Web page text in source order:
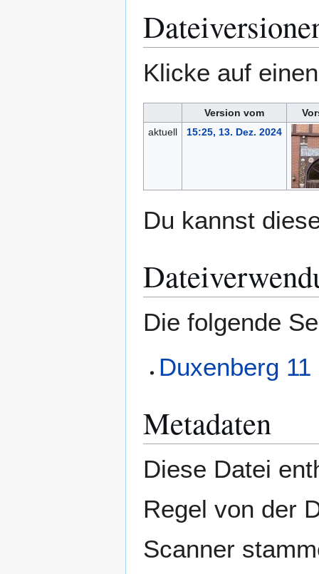
Klicke auf
Version vom
aktuell
15:25, 13. Dez. 2024
Du kannst
Die folgende
Duxenberg
Metadaten
Diese Datei
Regel von der
Scanner